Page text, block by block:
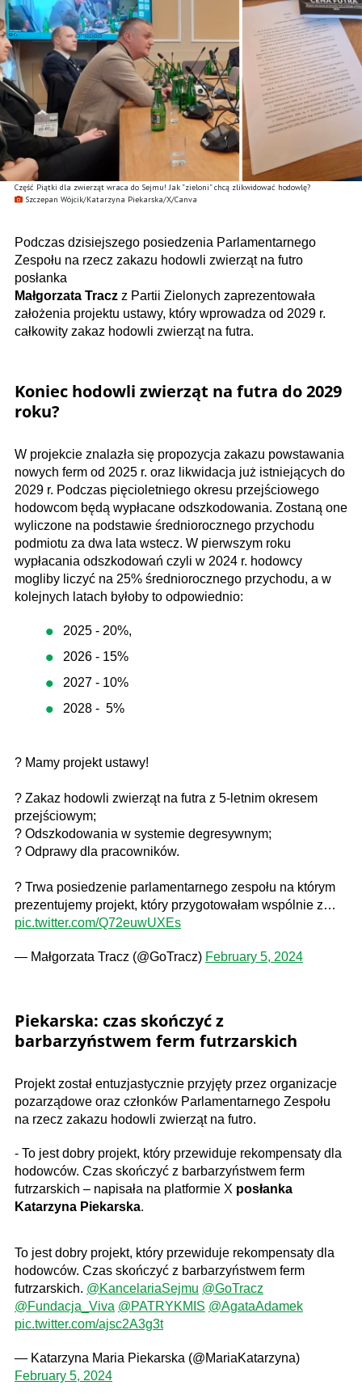
Część Piątki dla zwierząt wraca do Sejmu! Jak ”zieloni” chcą zlikwidować hodowlę?
Szczepan Wójcik/Katarzyna Piekarska/X/Canva
Podczas dzisiejszego posiedzenia Parlamentarnego
Zespołu na rzecz zakazu hodowli zwierząt na futro
posłanka
Małgorzata Tracz z Partii Zielonych zaprezentowała
założenia projektu ustawy, który wprowadza od 2029 r.
całkowity zakaz hodowli zwierząt na futra.
Koniec hodowli zwierząt na futra do 2029
roku?
W projekcie znalazła się propozycja zakazu powstawania
nowych ferm od 2025 r. oraz likwidacja już istniejących do
2029 r. Podczas pięcioletniego okresu przejściowego
hodowcom będą wypłacane odszkodowania. Zostaną one
wyliczone na podstawie średniorocznego przychodu
podmiotu za dwa lata wstecz. W pierwszym roku
wypłacania odszkodowań czyli w 2024 r. hodowcy
mogliby liczyć na 25% średniorocznego przychodu, a w
kolejnych latach byłoby to odpowiednio:
2025 - 20%,
2026 - 15%
2027 - 10%
2028 - 5%
? Mamy projekt ustawy!
? Zakaz hodowli zwierząt na futra z 5-letnim okresem
przejściowym;
? Odszkodowania w systemie degresywnym;
? Odprawy dla pracowników.
? Trwa posiedzenie parlamentarnego zespołu na którym
prezentujemy projekt, który przygotowałam wspólnie z…
pic.twitter.com/Q72euwUXEs
— Małgorzata Tracz (@GoTracz) February 5, 2024
Piekarska: czas skończyć z
barbarzyństwem ferm futrzarskich
Projekt został entuzjastycznie przyjęty przez organizacje
pozarządowe oraz członków Parlamentarnego Zespołu
na rzecz zakazu hodowli zwierząt na futro.
- To jest dobry projekt, który przewiduje rekompensaty dla
hodowców. Czas skończyć z barbarzyństwem ferm
futrzarskich – napisała na platformie X posłanka
Katarzyna Piekarska.
To jest dobry projekt, który przewiduje rekompensaty dla
hodowców. Czas skończyć z barbarzyństwem ferm
futrzarskich. @KancelariaSejmu @GoTracz
@Fundacja_Viva @PATRYKMIS @AgataAdamek
pic.twitter.com/ajsc2A3g3t
— Katarzyna Maria Piekarska (@MariaKatarzyna)
February 5, 2024